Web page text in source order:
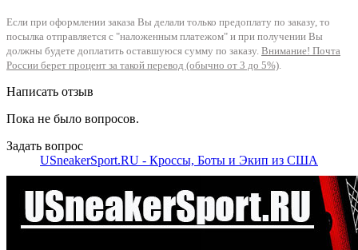
Если при оформлении заказа Вы делали только предоплату по заказу, то
посылка отправляется с "наложенным платежом" и при получении Вы
должны будете доплатить оставшуюся сумму по заказу. Внимание! Почта
России берет процент за такой перевод (обычно от 3 до 5%).
Написать отзыв
Пока не было вопросов.
Задать вопрос
USneakerSport.RU - Кроссы, Боты и Экип из США